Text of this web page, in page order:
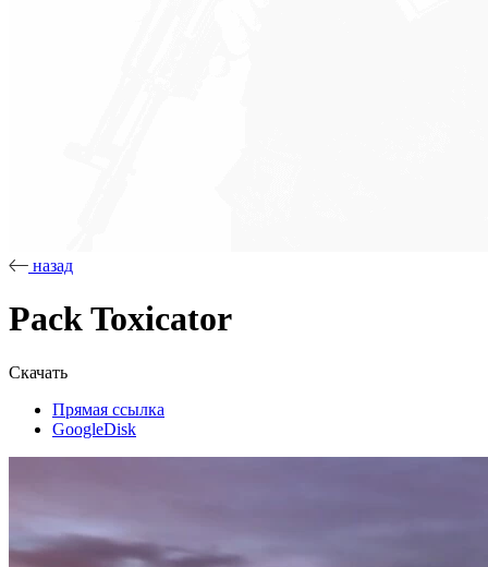
назад
Pack Toxicator
Скачать
Прямая ссылка
GoogleDisk